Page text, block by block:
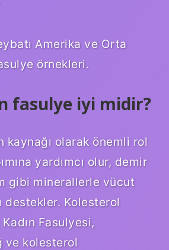
Amerika ve Orta
örnekleri.
fasulye iyi midir?
kaynağı olarak önemli rol
yardımcı olur, demir
gibi minerallerle vücut
destekler. Kolesterol
Fasulyesi,
ve kolesterol